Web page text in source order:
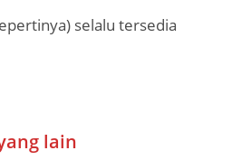
selalu tersedia
lain